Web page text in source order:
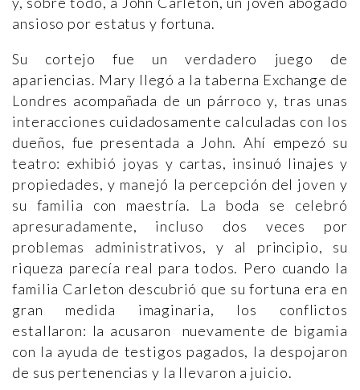
ansioso por estatus y fortuna.
Su cortejo fue un verdadero juego de
apariencias. Mary llegó a la taberna Exchange de
Londres acompañada de un párroco y, tras unas
interacciones cuidadosamente calculadas con los
dueños, fue presentada a John. Ahí empezó su
teatro: exhibió joyas y cartas, insinuó linajes y
propiedades, y manejó la percepción del joven y
su familia con maestría. La boda se celebró
apresuradamente, incluso dos veces por
problemas administrativos, y al principio, su
riqueza parecía real para todos. Pero cuando la
familia Carleton descubrió que su fortuna era en
gran medida imaginaria, los conflictos
estallaron: la acusaron nuevamente de bigamia
con la ayuda de testigos pagados, la despojaron
de sus pertenencias y la llevaron a juicio.